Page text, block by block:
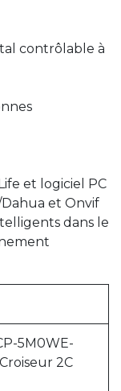
contrôlable à
et logiciel PC
et Onvif
dans le
5M0WE-
2C